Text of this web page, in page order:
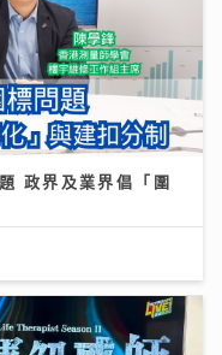
政界及業界倡「圍